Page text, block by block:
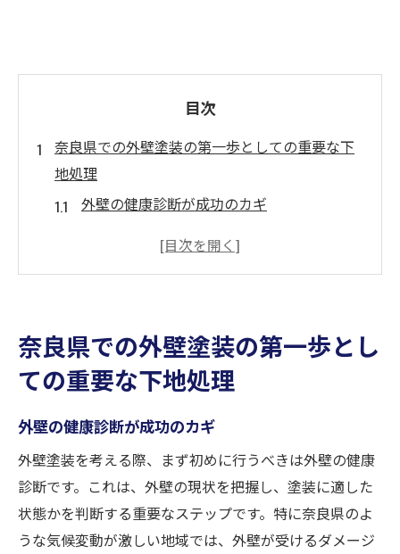
目次
奈良県での外壁塗装の第一歩としての重要な下
地処理
外壁の健康診断が成功のカギ
下地処理で外壁の寿命を延ばす
専門家が語る下地処理の重要ポイント
古い塗膜を除去することが外壁塗装成功の鍵
塗膜除去のプロセスとその必要性
塗膜除去が塗装に与える具体的な影響
安全に塗膜を除去する方法
塗膜除去後のクリーニングの重要性
奈良県での外壁塗装の第一歩とし
ての重要な下地処理
外壁の健康診断が成功のカギ
外壁塗装を考える際、まず初めに行うべきは外壁の健康
診断です。これは、外壁の現状を把握し、塗装に適した
状態かを判断する重要なステップです。特に奈良県のよ
うな気候変動が激しい地域では、外壁が受けるダメージ